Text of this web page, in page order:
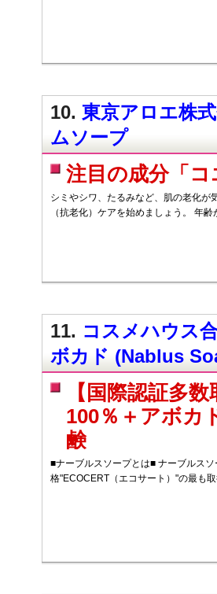
10. 東京アロエ株
ムソープ
注目の成分「
シミやシワ、たるみなど、肌の老化が
（抗老化）ケアを始めましょう。 年
11. コスメハウス
ボカド (Nablus
【国際認証多
100％＋アボカ
鹸
■ナーブルスソープとは■ ナーブルス
格"ECOCERT（エコサート）"の最も